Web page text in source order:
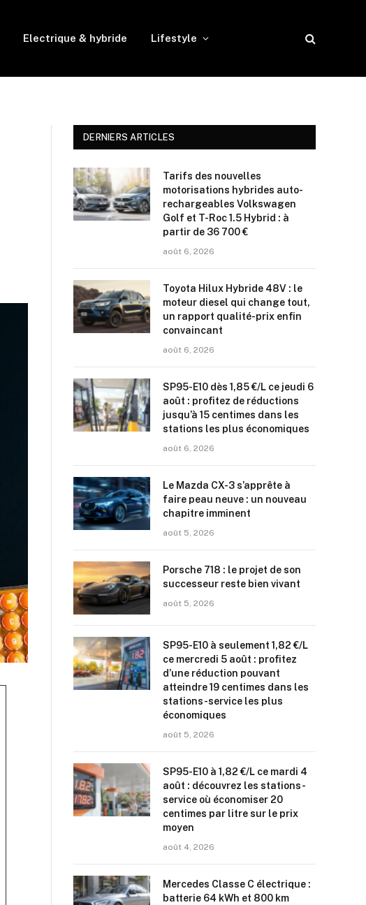
Electrique & hybride Lifestyle
DERNIERS ARTICLES
Tarifs des nouvelles
motorisations hybrides auto-
rechargeables Volkswagen
Golf et T-Roc 1.5 Hybrid : à
partir de 36 700 €
août 6, 2026
Toyota Hilux Hybride 48V : le
moteur diesel qui change tout,
un rapport qualité-prix enfin
convaincant
août 6, 2026
SP95-E10 dès 1,85 €/L ce jeudi 6
août : profitez de réductions
jusqu’à 15 centimes dans les
stations les plus économiques
août 6, 2026
Le Mazda CX-3 s’apprête à
faire peau neuve : un nouveau
chapitre imminent
août 5, 2026
Porsche 718 : le projet de son
successeur reste bien vivant
août 5, 2026
SP95-E10 à seulement 1,82 €/L
ce mercredi 5 août : profitez
d’une réduction pouvant
atteindre 19 centimes dans les
stations-service les plus
économiques
août 5, 2026
SP95-E10 à 1,82 €/L ce mardi 4
août : découvrez les stations-
service où économiser 20
centimes par litre sur le prix
moyen
août 4, 2026
Mercedes Classe C électrique :
batterie 64 kWh et 800 km